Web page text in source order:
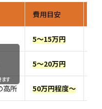
費用目安
5～15万円
5～20万円
高所 50万円程度～
す